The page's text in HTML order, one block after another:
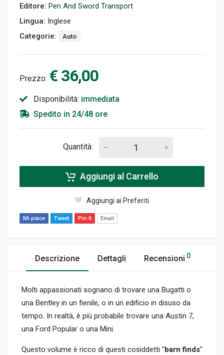
Editore: Pen And Sword Transport
Lingua: Inglese
Categorie:
Auto
Prezzo: € 36,00
Disponibilità: immediata
Spedito in 24/48 ore
Quantità:
Aggiungi al Carrello
Aggiungi ai Preferiti
Mi piace Tweet Pin It Email
Descrizione Dettagli Recensioni 0
Molti appassionati sognano di trovare una Bugatti o
una Bentley in un fienile, o in un edificio in disuso da
tempo. In realtà, è più probabile trovare una Austin 7,
una Ford Popular o una Mini.
Questo volume è ricco di questi cosiddetti "barn finds"